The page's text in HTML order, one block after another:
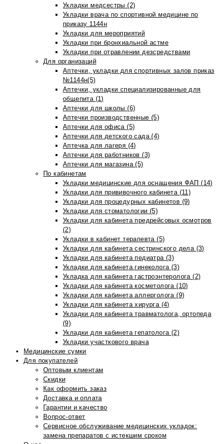
Укладки медсестры (2)
Укладки врача по спортивной медицине по
приказу 1144н
Укладки для мероприятий
Укладки при бронхиальной астме
Укладки при отравлении дезсредствами
Для организаций
Аптечки, укладки для спортивных залов приказ
№1144н(5)
Аптечки, укладки специализированные для
общепита (1)
Аптечки для школы (6)
Аптечки производственные (5)
Аптечки для офиса (5)
Аптечки для детского сада (4)
Аптечка для лагеря (4)
Аптечки для работников (3)
Аптечки для магазина (5)
По кабинетам
Укладки медицинские для оснащения ФАП (14)
Укладки для прививочного кабинета (11)
Укладки для процедурных кабинетов (9)
Укладки для стоматологии (5)
Укладки для кабинета предрейсовых осмотров
(2)
Укладки в кабинет терапевта (5)
Укладки для кабинета сестринского дела (3)
Укладки для кабинета педиатра (3)
Укладки для кабинета гинеколога (3)
Укладка для кабинета гастроэнтеролога (2)
Укладки для кабинета косметолога (10)
Укладки для кабинета аллерголога (9)
Укладки для кабинета хирурга (4)
Укладки для кабинета травматолога, ортопеда
(9)
Укладки для кабинета гепатолога (2)
Укладки участкового врача
Медицинские сумки
Для покупателей
Оптовым клиентам
Скидки
Как оформить заказ
Доставка и оплата
Гарантии и качество
Вопрос-ответ
Сервисное обслуживание медицинских укладок:
замена препаратов с истекшим сроком